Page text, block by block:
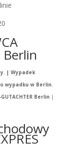
Berlin
| Wypadek
wypadku w Berlin.
Berlin |